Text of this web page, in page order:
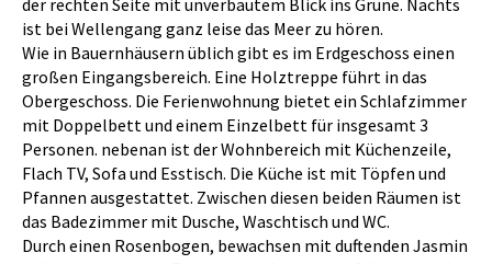
der rechten Seite mit unverbautem Blick ins Grüne. Nachts
ist bei Wellengang ganz leise das Meer zu hören.
Wie in Bauernhäusern üblich gibt es im Erdgeschoss einen
großen Eingangsbereich. Eine Holztreppe führt in das
Obergeschoss. Die Ferienwohnung bietet ein Schlafzimmer
mit Doppelbett und einem Einzelbett für insgesamt 3
Personen. nebenan ist der Wohnbereich mit Küchenzeile,
Flach TV, Sofa und Esstisch. Die Küche ist mit Töpfen und
Pfannen ausgestattet. Zwischen diesen beiden Räumen ist
das Badezimmer mit Dusche, Waschtisch und WC.
Durch einen Rosenbogen, bewachsen mit duftenden Jasmin